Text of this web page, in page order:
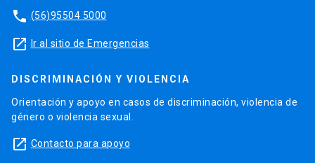
phone (56)95504 5000
launch Ir al sitio de Emergencias
DISCRIMINACIÓN Y VIOLENCIA
Orientación y apoyo en casos de discriminación, violencia de
género o violencia sexual.
launch Contacto para apoyo